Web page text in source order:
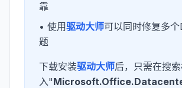
靠
• 使用驱动大师可以同时修复多
题
下载安装驱动大师后，只需在搜
入"